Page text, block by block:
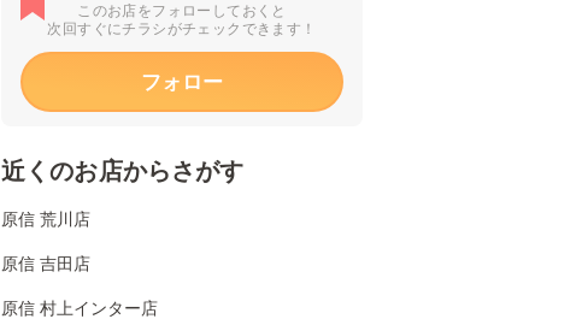
このお店をフォローしておくと
次回すぐにチラシがチェックできます！
フォロー
近くのお店からさがす
原信 荒川店
原信 吉田店
原信 村上インター店